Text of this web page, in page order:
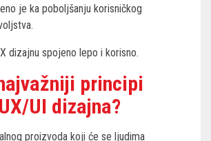
je ka poboljšanju korisničkog
dizajnu spojeno lepo i korisno.
principi
UI dizajna?
proizvoda koji će se ljudima